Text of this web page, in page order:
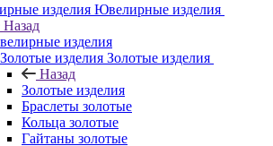
Ювелирные изделия
Назад
изделия
Золотые изделия
Назад
Золотые изделия
Браслеты золотые
Кольца золотые
Гайтаны золотые